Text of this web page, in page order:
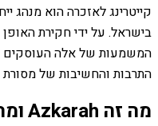
קייטרינג לאזכרה הוא מנהג
בישראל. על ידי חקירת
המשמעות של אלה העוסקים
התרבות והחשיבות של מסורת
מה זה Azkarah ומה זה אומר?